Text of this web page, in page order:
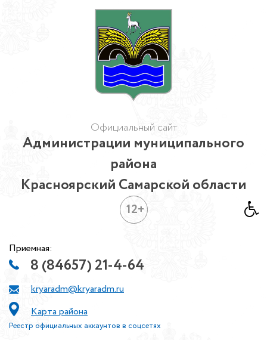
Официальный сайт
Администрации муниципального
района
Красноярский Самарской области
12+
Приемная:
8 (84657) 21-4-64
kryaradm@kryaradm.ru
Карта района
Реестр официальных аккаунтов в соцсетях